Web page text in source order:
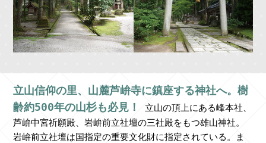
立山信仰の里、山麓芦峅寺に鎮座する神社へ。樹
齢約500年の山杉も必見！
立山の頂上にある峰本社、
芦峅中宮祈願殿、岩峅前立社壇の三社殿をもつ雄山神社。
岩峅前立社壇は国指定の重要文化財に指定されている。ま